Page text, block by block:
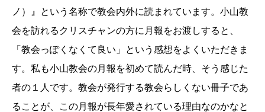
ノ）』という名称で教会内外に読まれています。小山教
会を訪れるクリスチャンの方に月報をお渡しすると、
「教会っぽくなくて良い」という感想をよくいただきま
す。私も小山教会の月報を初めて読んだ時、そう感じた
者の１人です。教会が発行する教会らしくない冊子であ
ることが、この月報が長年愛されている理由なのかなと